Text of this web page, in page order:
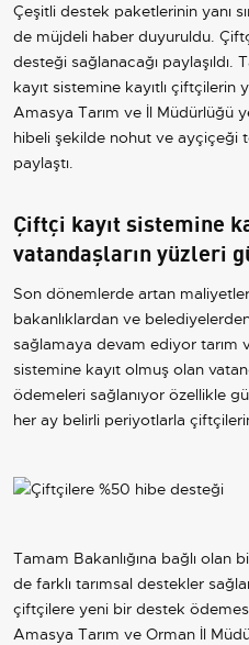
Çeşitli destek paketlerinin yanı
de müjdeli haber duyuruldu.
desteği sağlanacağı paylaşıldı.
kayıt sistemine kayıtlı
Amasya Tarım ve İl Müdürlüğü
hibeli şekilde nohut ve ayçiçeği
paylaştı.
Çiftçi kayıt sistemine
vatandaşların yüzleri
Son dönemlerde artan
bakanlıklardan ve
sağlamaya devam ediyor tarım
sistemine kayıt olmuş olan
ödemeleri sağlanıyor özellikle
her ay belirli periyotlarla çiftçilerin
Tamam Bakanlığına bağlı
de farklı tarımsal destekler
çiftçilere yeni bir destek ödemesi
Amasya Tarım ve Orman İl